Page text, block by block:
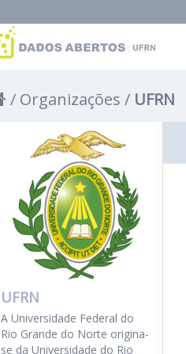
Organizações UFRN
UFRN
A Universidade Federal do
Rio Grande do Norte origina-
se da Universidade do Rio